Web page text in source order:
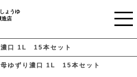
ょうゆ
造店
ホーム
ご利用ガイド
濃口 1L 15本セット
母ゆずり濃口 1L 15本セット